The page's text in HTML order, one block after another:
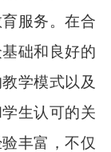
服务。在合
础和良好的
学模式以及
生认可的关
丰富，不仅